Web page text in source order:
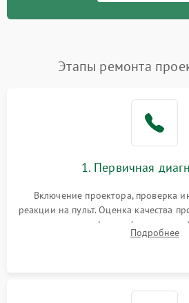
Этапы ремонта
1. Первичная
Включение проектора, проверка
реакции на пульт. Оценка качества
наличия артефактов (точки,
системы охлаждения по уровню
Подробнее